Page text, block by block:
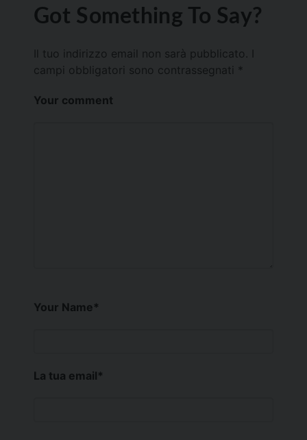
Got Something To Say?
Il tuo indirizzo email non sarà pubblicato.
campi obbligatori sono contrassegnati *
Your comment
Your Name*
La tua email*